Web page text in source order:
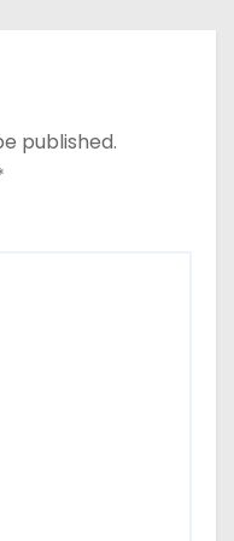
published.